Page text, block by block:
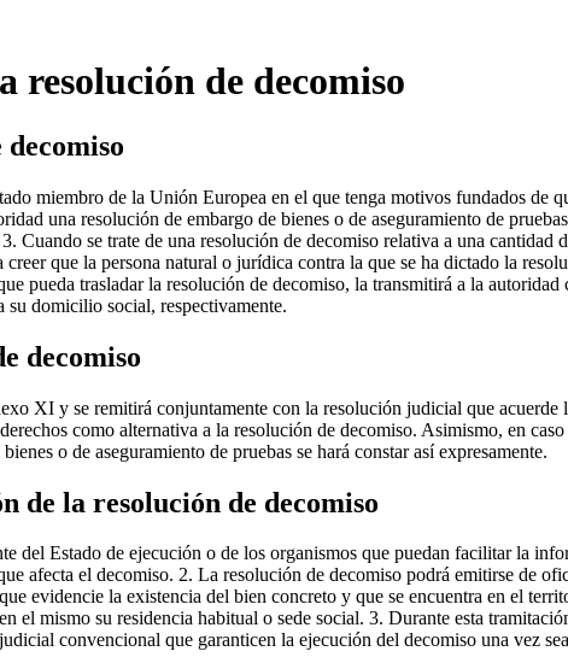
de decomiso
miembro de la Unión Europea en el que tenga motivos fundados de
una resolución de embargo de bienes o de aseguramiento de
Cuando se trate de una resolución de decomiso relativa a una cantidad
que la persona natural o jurídica contra la que se ha dictado la
pueda trasladar la resolución de decomiso, la transmitirá a la
su domicilio social, respectivamente.
decomiso
XI y se remitirá conjuntamente con la resolución judicial que
como alternativa a la resolución de decomiso. Asimismo, en
o de aseguramiento de pruebas se hará constar así expresamente.
de la resolución de decomiso
del Estado de ejecución o de los organismos que puedan facilitar la
afecta el decomiso. 2. La resolución de decomiso podrá emitirse de
evidencie la existencia del bien concreto y que se encuentra en el
el mismo su residencia habitual o sede social. 3. Durante esta
convencional que garanticen la ejecución del decomiso una vez